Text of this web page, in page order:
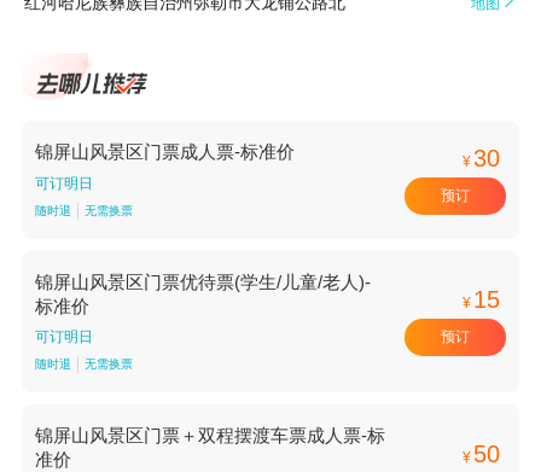
地图
锦屏山风景区门票成人票-标准价
可订明日
随时退 无需换票
¥30
预订
锦屏山风景区门票优待票(学生/儿童/老人)-
标准价
可订明日
随时退 无需换票
¥ 15
预订
锦屏山风景区门票＋双程摆渡车票成人票-标
准价
¥ 50